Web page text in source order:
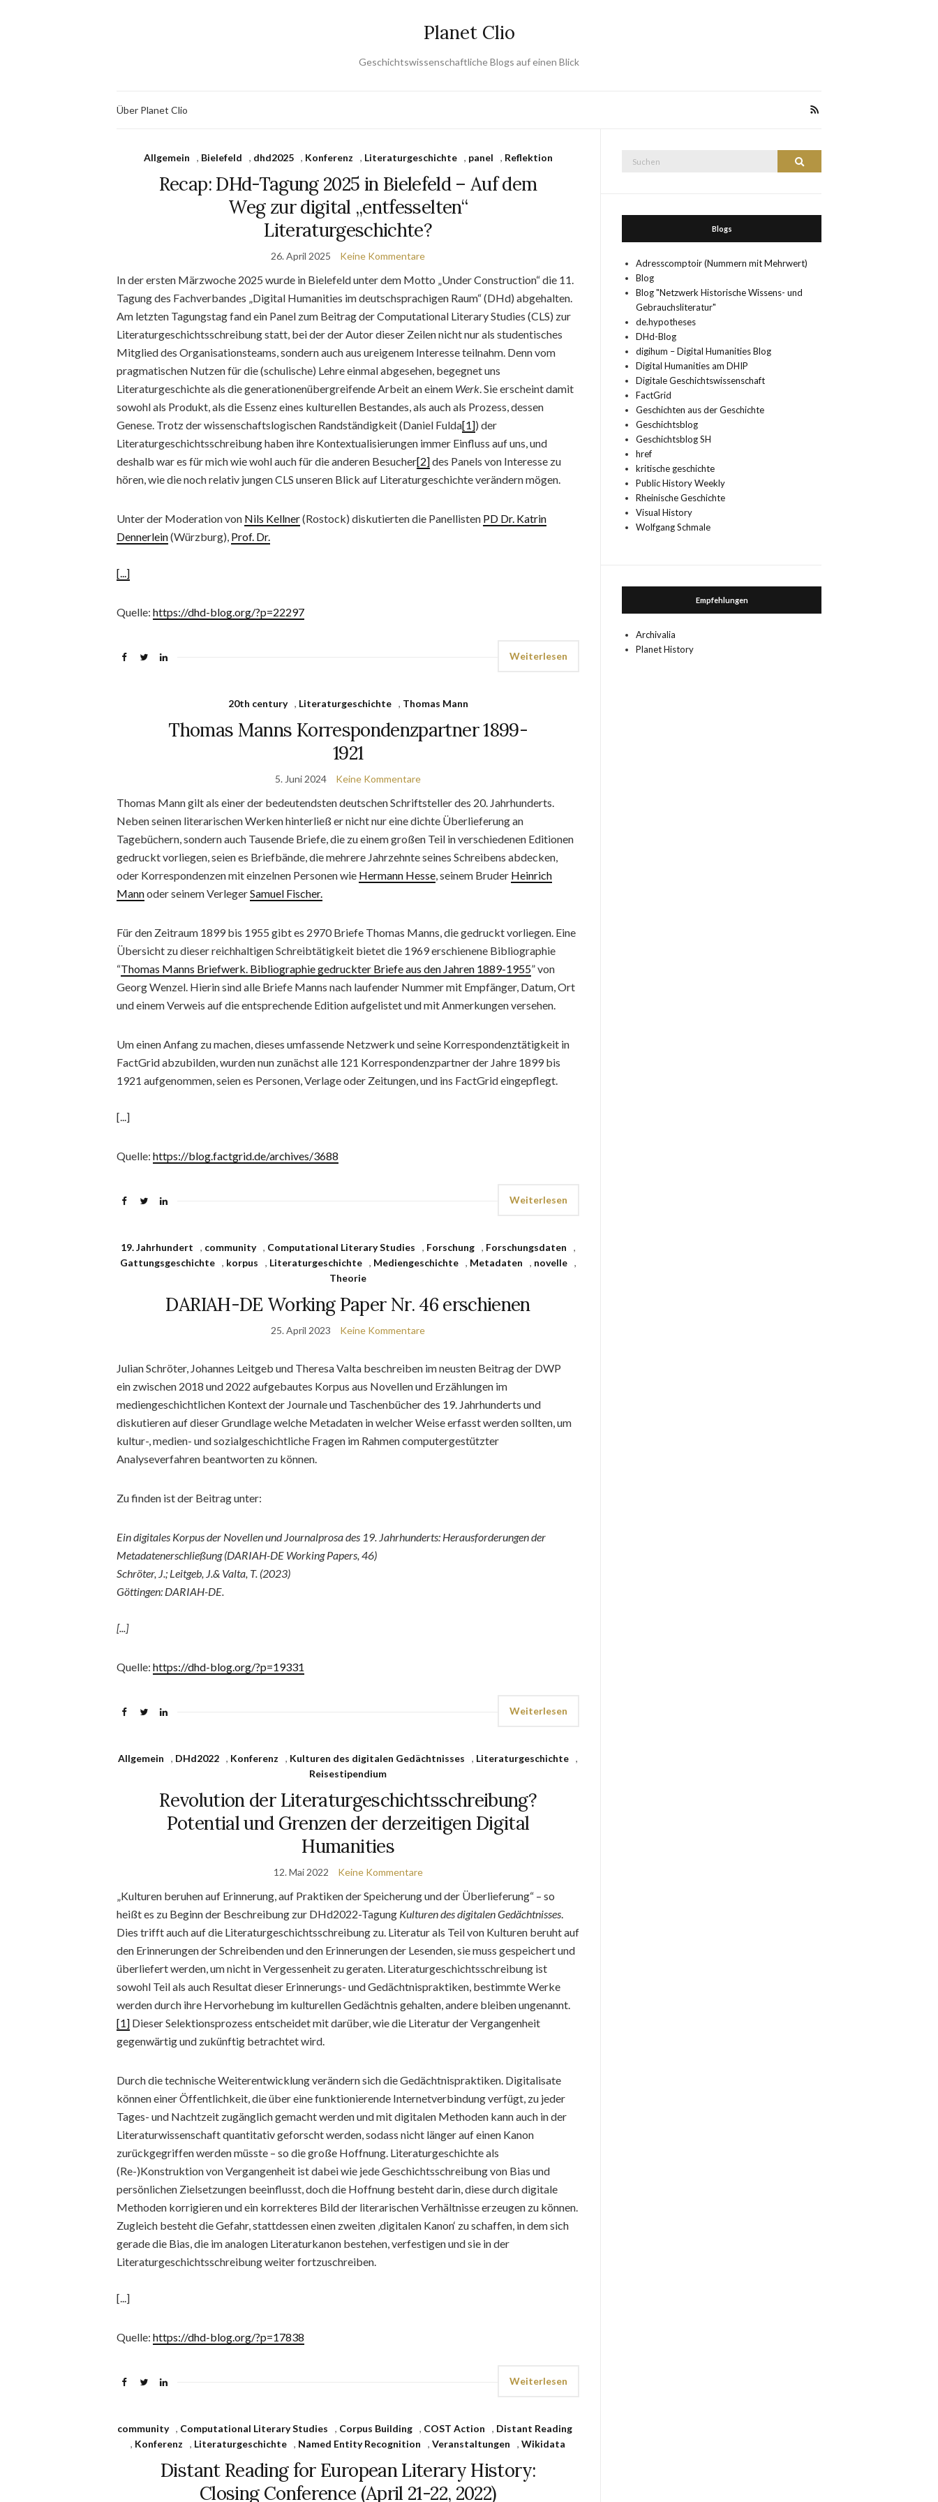
Planet Clio
Geschichtswissenschaftliche Blogs auf einen Blick
Über Planet Clio
Allgemein , Bielefeld , dhd2025 , Konferenz , Literaturgeschichte , panel , Reflektion
Recap: DHd-Tagung 2025 in Bielefeld – Auf dem
Weg zur digital „entfesselten“
Literaturgeschichte?
26. April 2025 Keine Kommentare
In der ersten Märzwoche 2025 wurde in Bielefeld unter dem Motto „Under Construction“ die 11.
Tagung des Fachverbandes „Digital Humanities im deutschsprachigen Raum“ (DHd) abgehalten.
Am letzten Tagungstag fand ein Panel zum Beitrag der Computational Literary Studies (CLS) zur
Literaturgeschichtsschreibung statt, bei der der Autor dieser Zeilen nicht nur als studentisches
Mitglied des Organisationsteams, sondern auch aus ureigenem Interesse teilnahm. Denn vom
pragmatischen Nutzen für die (schulische) Lehre einmal abgesehen, begegnet uns
Literaturgeschichte als die generationenübergreifende Arbeit an einem Werk. Sie erscheint damit
sowohl als Produkt, als die Essenz eines kulturellen Bestandes, als auch als Prozess, dessen
Genese. Trotz der wissenschaftslogischen Randständigkeit (Daniel Fulda[1]) der
Literaturgeschichtsschreibung haben ihre Kontextualisierungen immer Einfluss auf uns, und
deshalb war es für mich wie wohl auch für die anderen Besucher[2]des Panels von Interesse zu
hören, wie die noch relativ jungen CLS unseren Blick auf Literaturgeschichte verändern mögen.
Unter der Moderation von Nils Kellner(Rostock) diskutierten die Panellisten PD Dr. Katrin
Dennerlein(Würzburg), Prof. Dr.
[...]
Quelle: https://dhd-blog.org/?p=22297
Weiterlesen
20th century , Literaturgeschichte , Thomas Mann
Thomas Manns Korrespondenzpartner 1899-
1921
5. Juni 2024 Keine Kommentare
Thomas Mann gilt als einer der bedeutendsten deutschen Schriftsteller des 20. Jahrhunderts.
Neben seinen literarischen Werken hinterließ er nicht nur eine dichte Überlieferung an
Tagebüchern, sondern auch Tausende Briefe, die zu einem großen Teil in verschiedenen Editionen
gedruckt vorliegen, seien es Briefbände, die mehrere Jahrzehnte seines Schreibens abdecken,
oder Korrespondenzen mit einzelnen Personen wie Hermann Hesse, seinem Bruder Heinrich
Mannoder seinem VerlegerSamuel Fischer.
Für den Zeitraum 1899 bis 1955 gibt es 2970 Briefe Thomas Manns, die gedruckt vorliegen. Eine
Übersicht zu dieser reichhaltigen Schreibtätigkeit bietet die 1969 erschienene Bibliographie
“Thomas Manns Briefwerk. Bibliographie gedruckter Briefe aus den Jahren 1889-1955” von
Georg Wenzel. Hierin sind alle Briefe Manns nach laufender Nummer mit Empfänger, Datum, Ort
und einem Verweis auf die entsprechende Edition aufgelistet und mit Anmerkungen versehen.
Um einen Anfang zu machen, dieses umfassende Netzwerk und seine Korrespondenztätigkeit in
FactGrid abzubilden, wurden nun zunächst alle 121 Korrespondenzpartner der Jahre 1899 bis
1921 aufgenommen, seien es Personen, Verlage oder Zeitungen, und ins FactGrid eingepflegt.
[...]
Quelle: https://blog.factgrid.de/archives/3688
Weiterlesen
19. Jahrhundert , community , Computational Literary Studies , Forschung , Forschungsdaten
,
Gattungsgeschichte
, korpus , Literaturgeschichte , Mediengeschichte , Metadaten , novelle
,
Theorie
DARIAH-DE Working Paper Nr. 46 erschienen
25. April 2023 Keine Kommentare
Julian Schröter, Johannes Leitgeb und Theresa Valta beschreiben im neusten Beitrag der DWP
ein zwischen 2018 und 2022 aufgebautes Korpus aus Novellen und Erzählungen im
mediengeschichtlichen Kontext der Journale und Taschenbücher des 19. Jahrhunderts und
diskutieren auf dieser Grundlage welche Metadaten in welcher Weise erfasst werden sollten, um
kultur-, medien- und sozialgeschichtliche Fragen im Rahmen computergestützter
Analyseverfahren beantworten zu können.
Zu finden ist der Beitrag unter:
Ein digitales Korpus der Novellen und Journalprosa des 19. Jahrhunderts: ​Herausforderungen der
Metadatenerschließung​ (​​DARIAH-DE Working Papers​, 46​​)
Schröter, J.; Leitgeb, J.& Valta, T.​ (2023)
Göttingen​: DARIAH-DE.
[...]
Quelle: https://dhd-blog.org/?p=19331
Weiterlesen
Allgemein , DHd2022 , Konferenz , Kulturen des digitalen Gedächtnisses , Literaturgeschichte ,
Reisestipendium
Revolution der Literaturgeschichtsschreibung?
Potential und Grenzen der derzeitigen Digital
Humanities
12. Mai 2022 Keine Kommentare
„Kulturen beruhen auf Erinnerung, auf Praktiken der Speicherung und der Überlieferung“ – so
heißt es zu Beginn der Beschreibung zur DHd2022-Tagung Kulturen des digitalen Gedächtnisses.
Dies trifft auch auf die Literaturgeschichtsschreibung zu. Literatur als Teil von Kulturen beruht auf
den Erinnerungen der Schreibenden und den Erinnerungen der Lesenden, sie muss gespeichert und
überliefert werden, um nicht in Vergessenheit zu geraten. Literaturgeschichtsschreibung ist
sowohl Teil als auch Resultat dieser Erinnerungs- und Gedächtnispraktiken, bestimmte Werke
werden durch ihre Hervorhebung im kulturellen Gedächtnis gehalten, andere bleiben ungenannt.
[1] Dieser Selektionsprozess entscheidet mit darüber, wie die Literatur der Vergangenheit
gegenwärtig und zukünftig betrachtet wird.
Durch die technische Weiterentwicklung verändern sich die Gedächtnispraktiken. Digitalisate
können einer Öffentlichkeit, die über eine funktionierende Internetverbindung verfügt, zu jeder
Tages- und Nachtzeit zugänglich gemacht werden und mit digitalen Methoden kann auch in der
Literaturwissenschaft quantitativ geforscht werden, sodass nicht länger auf einen Kanon
zurückgegriffen werden müsste – so die große Hoffnung. Literaturgeschichte als
(Re-)Konstruktion von Vergangenheit ist dabei wie jede Geschichtsschreibung von Bias und
persönlichen Zielsetzungen beeinflusst, doch die Hoffnung besteht darin, diese durch digitale
Methoden korrigieren und ein korrekteres Bild der literarischen Verhältnisse erzeugen zu können.
Zugleich besteht die Gefahr, stattdessen einen zweiten ‚digitalen Kanon‘ zu schaffen, in dem sich
gerade die Bias, die im analogen Literaturkanon bestehen, verfestigen und sie in der
Literaturgeschichtsschreibung weiter fortzuschreiben.
[...]
Quelle: https://dhd-blog.org/?p=17838
Weiterlesen
community , Computational Literary Studies , Corpus Building , COST Action , Distant Reading
, Konferenz , Literaturgeschichte , Named Entity Recognition ,Veranstaltungen ,Wikidata
Distant Reading for European Literary History:
Closing Conference (April 21-22, 2022)
Suchen
Blogs
Adresscomptoir (Nummern mit Mehrwert)
Blog
Blog "Netzwerk Historische Wissens- und
Gebrauchsliteratur"
de.hypotheses
DHd-Blog
digihum – Digital Humanities Blog
Digital Humanities am DHIP
Digitale Geschichtswissenschaft
FactGrid
Geschichten aus der Geschichte
Geschichtsblog
Geschichtsblog SH
href
kritische geschichte
Public History Weekly
Rheinische Geschichte
Visual History
Wolfgang Schmale
Empfehlungen
Archivalia
Planet History